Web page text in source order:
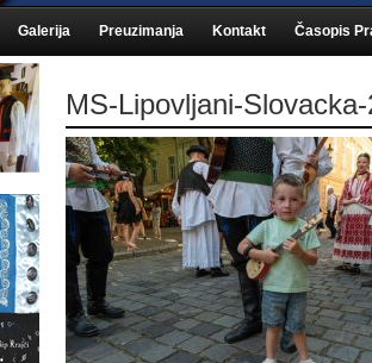
Galerija Preuzimanja Kontakt Časopis
MS-Lipovljani-